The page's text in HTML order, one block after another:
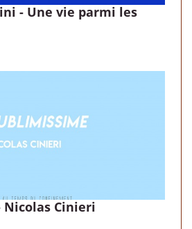
- Une vie parmi les
Cinieri